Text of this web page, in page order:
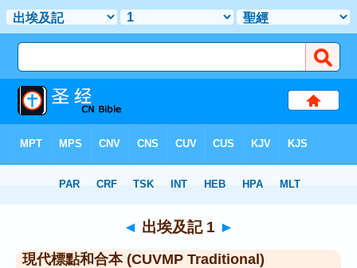
> 出埃及記 1
◄ 出埃及記 1 ►
現代標點和合本 (CUVMP Traditional)